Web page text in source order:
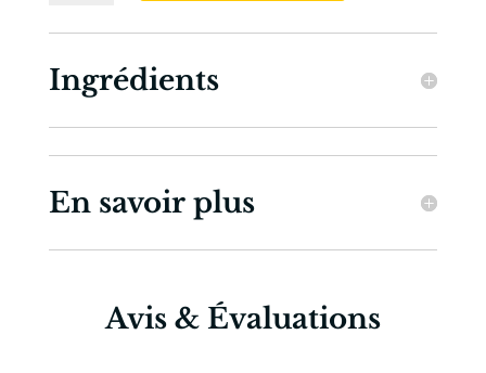
Reparatrice
48,2ml
Ingrédients
En savoir plus
Avis & Évaluations